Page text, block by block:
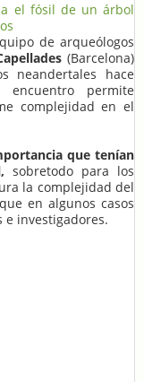
el fósil de un árbol
de arqueólogos
(Barcelona)
neandertales hace
permite
complejidad en el
que tenían
sobretodo para los
la complejidad del
en algunos casos
e investigadores.